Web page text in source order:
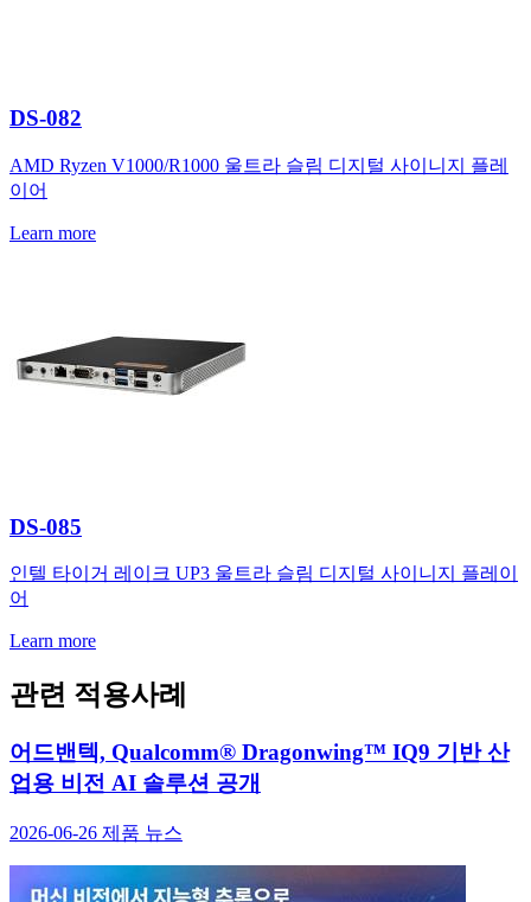
DS-082
AMD Ryzen V1000/R1000 울트라 슬림 디지털 사이니지 플레
이어
Learn more
DS-085
인텔 타이거 레이크 UP3 울트라 슬림 디지털 사이니지 플레이
어
Learn more
관련 적용사례
어드밴텍, Qualcomm® Dragonwing™ IQ9 기반 산
업용 비전 AI 솔루션 공개
2026-06-26 제품 뉴스